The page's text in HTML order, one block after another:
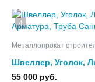
4
Металлопрокат
Швеллер, Уголок,
Арматура, Труба
55 000 руб.